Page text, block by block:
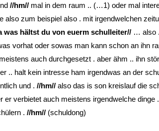
//hm// mal in dem raum .. (…1) oder mal
also zum beispiel also . mit irgendwelchen
was hältst du von euerm schulleiter// … also
vorhat oder sowas man kann schon an ihn
auch durchgesetzt . aber ähm .. ihn
.. halt kein intresse ham irgendwas an der
und . //hm// also das is son kreislauf die
er verbietet auch meistens irgendwelche dinge
. //hm// (schuldong)